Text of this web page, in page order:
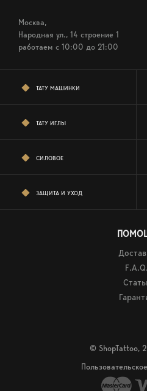
Москва,
Народная ул., 14 строение 1
работаем c 10:00 до 21:00
ТАТУ МАШИНКИ
ТАТУ ИГЛЫ
СИЛОВОЕ
ЗАЩИТА И УХОД
F.A.Q.
© ShopTattoo,